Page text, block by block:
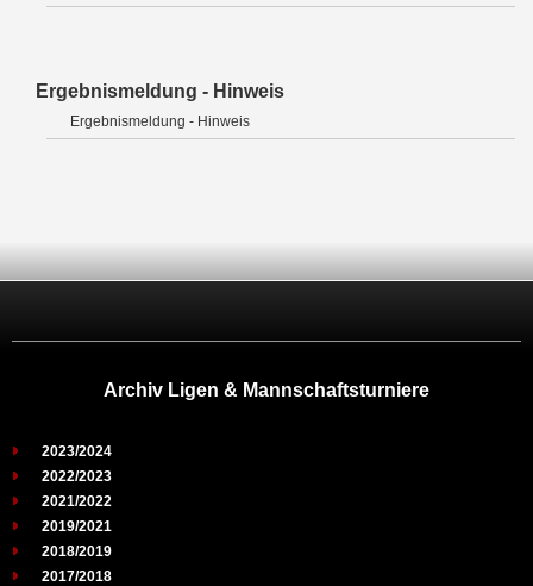
Ergebnismeldung - Hinweis
Ergebnismeldung - Hinweis
Archiv Ligen & Mannschaftsturniere
2023/2024
2022/2023
2021/2022
2019/2021
2018/2019
2017/2018